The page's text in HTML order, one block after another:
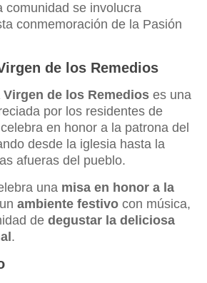
comunidad se involucra
conmemoración de la Pasión
de los Remedios
Virgen de los Remedios es una
por los residentes de
en honor a la patrona del
desde la iglesia hasta la
afueras del pueblo.
una misa en honor a la
ambiente festivo con música,
de degustar la deliciosa
.